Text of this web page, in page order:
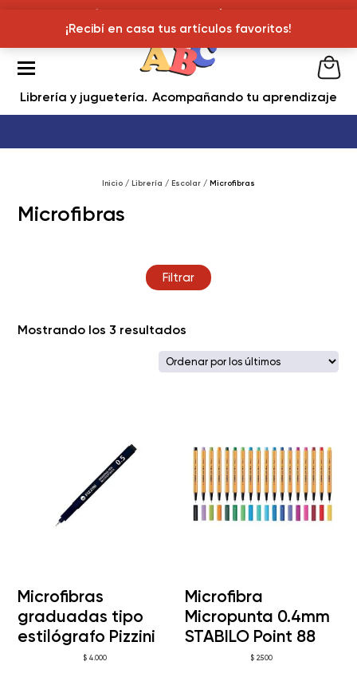
¡Recibí en casa tus articulos favoritos!
Librería y juguetería Acompañando tu aprendizaje
Inicio / Librería / Escolar / Microfibras
Microfibras
Filtrar
Mostrando los 3 resultados
los
últimos
Microfibras
graduadas tipo
estilógrafo Pizzini
$4.000
Microfibra
Micropunta 0.4mm
STABILO Point 88
$ 2.500
¡Recibí en casa tus artículos favoritos!